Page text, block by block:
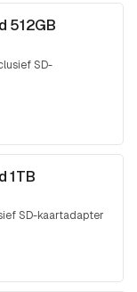
512GB
SD-
1TB
SD-kaartadapter